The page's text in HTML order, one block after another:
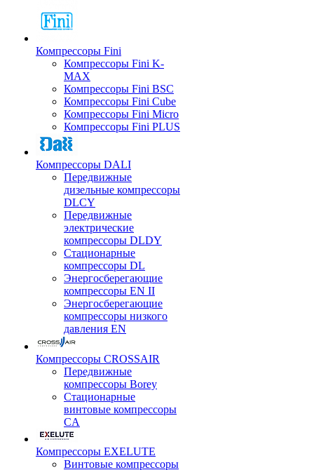
Компрессоры Fini
Компрессоры Fini K-
MAX
Компрессоры Fini BSC
Компрессоры Fini Cube
Компрессоры Fini Micro
Компрессоры Fini PLUS
Компрессоры DALI
Передвижные
дизельные компрессоры
DLCY
Передвижные
электрические
компрессоры DLDY
Стационарные
компрессоры DL
Энергосберегающие
компрессоры EN II
Энергосберегающие
компрессоры низкого
давления EN
Компрессоры CROSSAIR
Передвижные
компрессоры Borey
Стационарные
винтовые компрессоры
CA
Компрессоры EXELUTE
Винтовые компрессоры